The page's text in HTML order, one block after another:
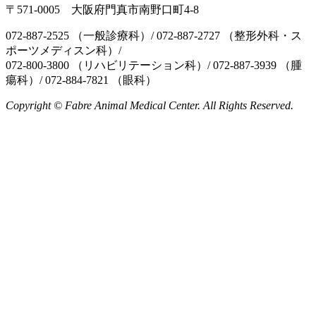
〒571-0005 大阪府門真市南野口町4-8
072-887-2525 （一般診療科）/ 072-887-2727 （整形外科・ス
ポーツメディスン科）/
072-800-3800 （リハビリテーション科）/ 072-887-3939 （腫
瘍科）/ 072-884-7821 （眼科）
Copyright © Fabre Animal Medical Center. All Rights Reserved.